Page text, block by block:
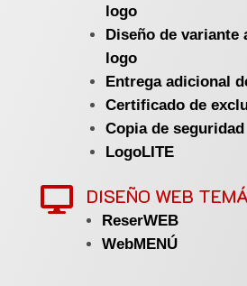
logo
Diseño de variante
logo
Entrega adicional
Certificado de
Copia de seguridad
LogoLITE
 DISEÑO WEB
ReserWEB
WebMENÚ